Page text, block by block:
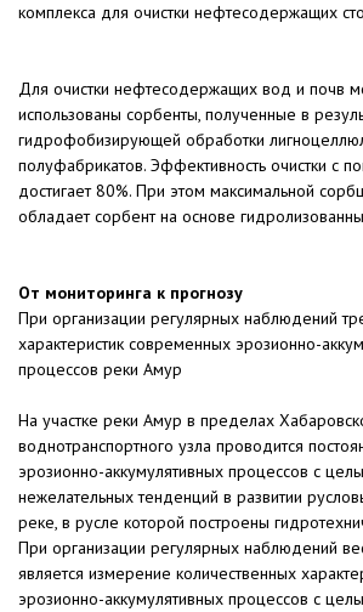
комплекса для очистки нефтесодержащих
Для очистки нефтесодержащих вод и почв
использованы сорбенты, полученные в
гидрофобизирующей обработки
полуфабрикатов. Эффективность очистки с
достигает 80%. При этом максимальной
обладает сорбент на основе
От мониторинга к прогнозу
При организации регулярных наблюдений
характеристик современных эрозионно-
процессов реки Амур
На участке реки Амур в пределах
воднотранспортного узла проводится
эрозионно-аккумулятивных процессов с
нежелательных тенденций в развитии
реке, в русле которой построены
При организации регулярных наблюдений
является измерение количественных
эрозионно-аккумулятивных процессов с